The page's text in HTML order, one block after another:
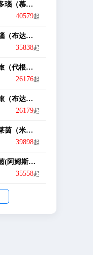
13⽇慕尼⿊与浪漫多瑙（慕尼黑出发）
40579起
14日捷克与浪漫多瑙（布达佩斯-代根多夫-布拉格）
35838起
11日多瑙河浪漫之旅（代根多夫出发）
26176起
11日多瑙河浪漫之旅（布达佩斯出发）
26179起
14日意大利与魅力莱茵（米兰出发）
39898起
13日法国与魅力莱茵(阿姆斯特丹出发)
35558起